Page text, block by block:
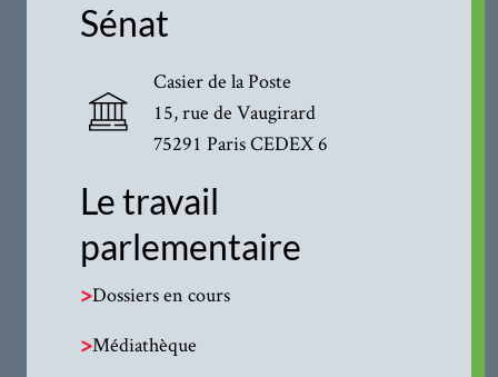
Sénat
Casier de la Poste
15, rue de Vaugirard
75291 Paris CEDEX 6
Le travail
parlementaire
>Dossiers en cours
>Médiathèque